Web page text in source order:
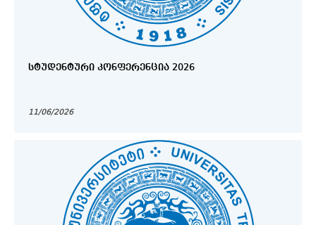
ᲡᲢᲣᲓᲔᲜᲢᲣᲠᲘ ᲙᲝᲜᲤᲔᲠᲔᲜᲪᲘᲐ 2026
11/06/2026